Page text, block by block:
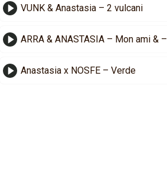
VUNK & Anastasia – 2 vulcani
ARRA & ANASTASIA – Mon ami & –
Anastasia x NOSFE – Verde